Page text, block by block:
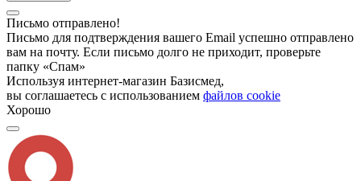
Письмо отправлено!
Письмо для подтверждения вашего Email успешно отправлено
вам на почту. Если письмо долго не приходит, проверьте
папку «Спам»
Используя интернет-магазин Базисмед,
вы соглашаетесь с использованием файлов cookie
Хорошо